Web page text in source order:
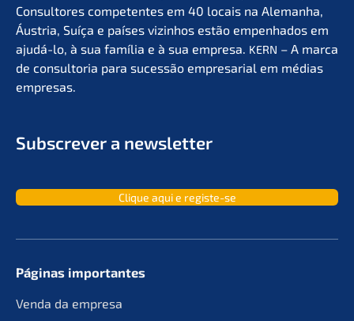
Consul­to­res compe­ten­tes em 40 locais na Aleman­ha,
Áustria, Suíça e países vizin­hos estão empen­ha­dos em
ajudá-lo, à sua família e à sua empre­sa. KERN – A marca
de consult­oria para suces­são empre­sa­ri­al em médias
empresas.
Subscrever a newsletter
Clique aqui e registe-se
Páginas importan­tes
Venda da empresa